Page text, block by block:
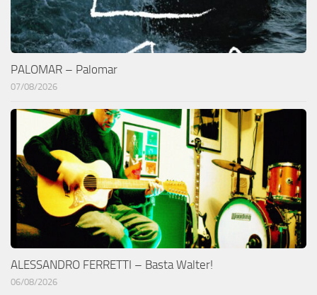
PALOMAR – Palomar
07/08/2026
ALESSANDRO FERRETTI – Basta Walter!
06/08/2026